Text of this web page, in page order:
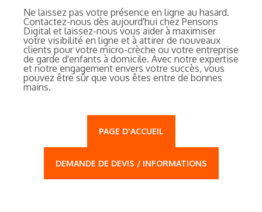
Ne laissez pas votre présence en ligne au hasard.
Contactez-nous dès aujourd'hui chez Pensons
Digital et laissez-nous vous aider à maximiser
votre visibilité en ligne et à attirer de nouveaux
clients pour votre micro-crèche ou votre entreprise
de garde d'enfants à domicile. Avec notre expertise
et notre engagement envers votre succès, vous
pouvez être sûr que vous êtes entre de bonnes
mains.
PAGE D'ACCUEIL
DEMANDE DE DEVIS / INFORMATIONS